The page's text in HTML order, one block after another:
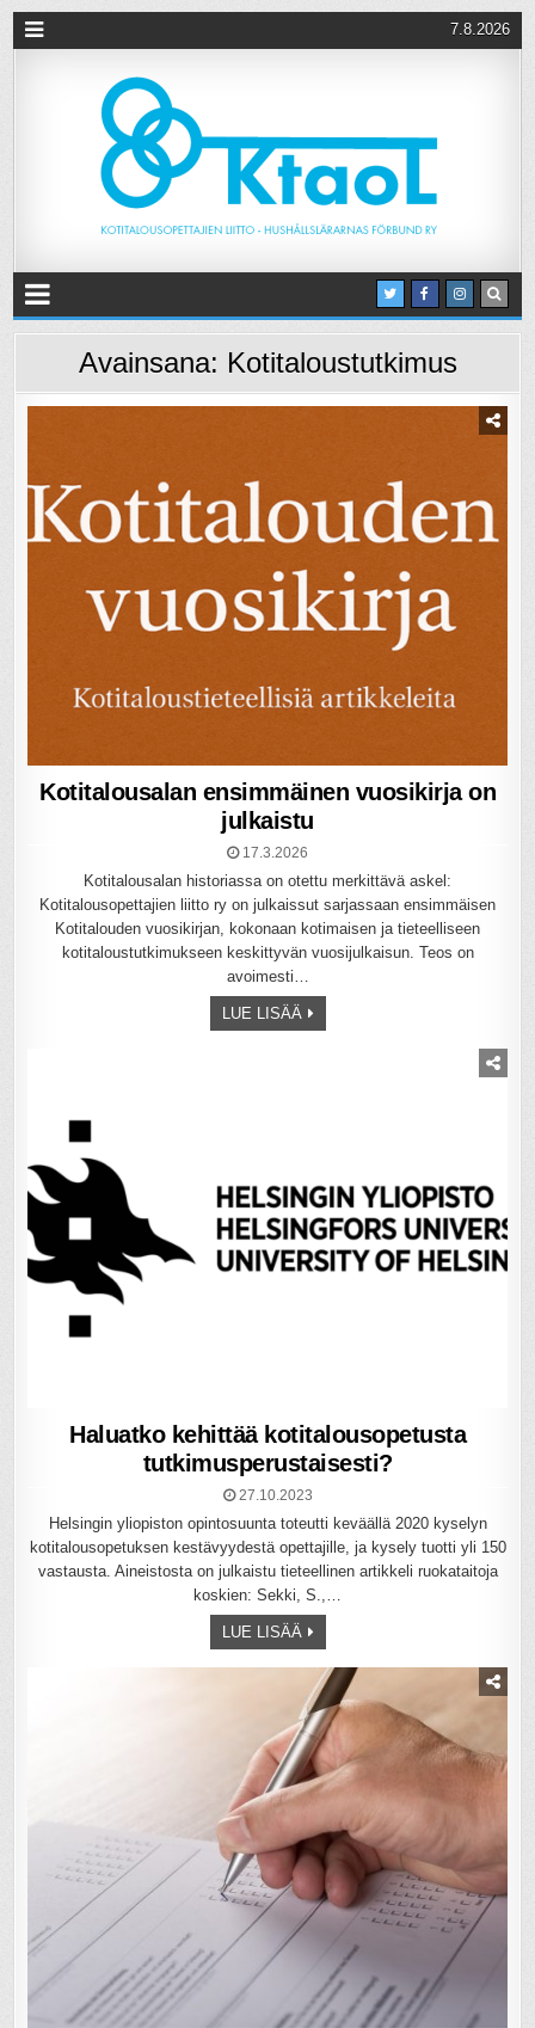
7.8.2026
Avainsana: Kotitaloustutkimus
Kotitalousalan ensimmäinen vuosikirja on
julkaistu
17.3.2026
Kotitalousalan historiassa on otettu merkittävä askel:
Kotitalousopettajien liitto ry on julkaissut sarjassaan ensimmäisen
Kotitalouden vuosikirjan, kokonaan kotimaisen ja tieteelliseen
kotitaloustutkimukseen keskittyvän vuosijulkaisun. Teos on
avoimesti…
LUE LISÄÄ
Haluatko kehittää kotitalousopetusta
tutkimusperustaisesti?
27.10.2023
Helsingin yliopiston opintosuunta toteutti keväällä 2020 kyselyn
kotitalousopetuksen kestävyydestä opettajille, ja kysely tuotti yli 150
vastausta. Aineistosta on julkaistu tieteellinen artikkeli ruokataitoja
koskien: Sekki, S.,…
LUE LISÄÄ